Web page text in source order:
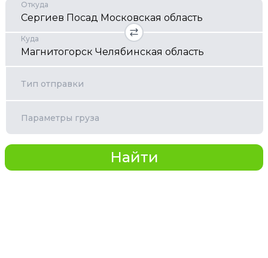
Откуда
Куда
Тип отправки
Параметры груза
Найти